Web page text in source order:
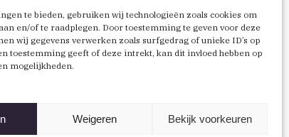
te bieden, gebruiken wij technologieën zoals cookies om
en/of te raadplegen. Door toestemming te geven voor deze
wij gegevens verwerken zoals surfgedrag of unieke ID’s op
toestemming geeft of deze intrekt, kan dit invloed hebben op
mogelijkheden.
Weigeren Bekijk voorkeuren
Volg ons via